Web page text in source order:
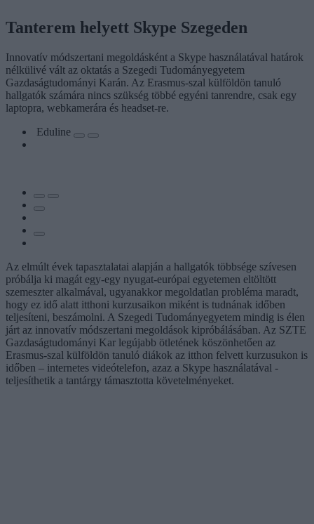
Tanterem helyett Skype Szegeden
Innovatív módszertani megoldásként a Skype használatával határok
nélkülivé vált az oktatás a Szegedi Tudományegyetem
Gazdaságtudományi Karán. Az Erasmus-szal külföldön tanuló
hallgatók számára nincs szükség többé egyéni tanrendre, csak egy
laptopra, webkamerára és headset-re.
Eduline
Az elmúlt évek tapasztalatai alapján a hallgatók többsége szívesen
próbálja ki magát egy-egy nyugat-európai egyetemen eltöltött
szemeszter alkalmával, ugyanakkor megoldatlan probléma maradt,
hogy ez idő alatt itthoni kurzusaikon miként is tudnának időben
teljesíteni, beszámolni. A Szegedi Tudományegyetem mindig is élen
járt az innovatív módszertani megoldások kipróbálásában. Az SZTE
Gazdaságtudományi Kar legújabb ötletének köszönhetően az
Erasmus-szal külföldön tanuló diákok az itthon felvett kurzusukon is
időben – internetes videótelefon, azaz a Skype használatával -
teljesíthetik a tantárgy támasztotta követelményeket.